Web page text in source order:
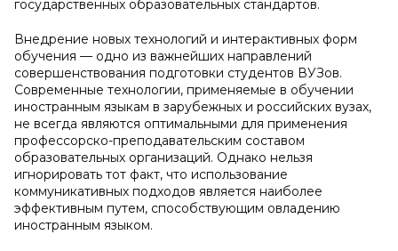
государственных образовательных стандартов.
Внедрение новых технологий и интерактивных форм
обучения — одно из важнейших направлений
совершенствования подготовки студентов ВУЗов.
Современные технологии, применяемые в обучении
иностранным языкам в зарубежных и российских вузах,
не всегда являются оптимальными для применения
профессорско-преподавательским составом
образовательных организаций. Однако нельзя
игнорировать тот факт, что использование
коммуникативных подходов является наиболее
эффективным путем, способствующим овладению
иностранным языком.